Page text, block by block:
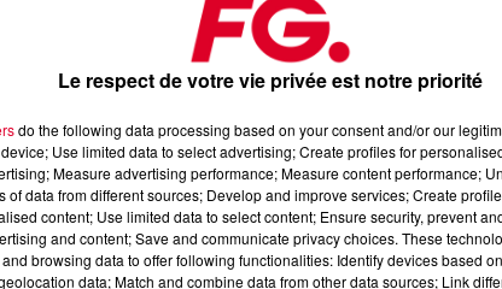
2025
, 📱 et sur l’Application FG (IOShttps://urlz.fr/hhZx
Le respect de votre vie privée est notre priorité
do the following data processing based on your consent and/or our
Use limited data to select advertising; Create profiles for
Measure advertising performance; Measure content performance;
of data from different sources; Develop and improve services; Create
content; Use limited data to select content; Ensure security, prevent
and content; Save and communicate privacy choices. These
browsing data to offer following functionalities: Identify devices based
data; Match and combine data from other data sources; Link